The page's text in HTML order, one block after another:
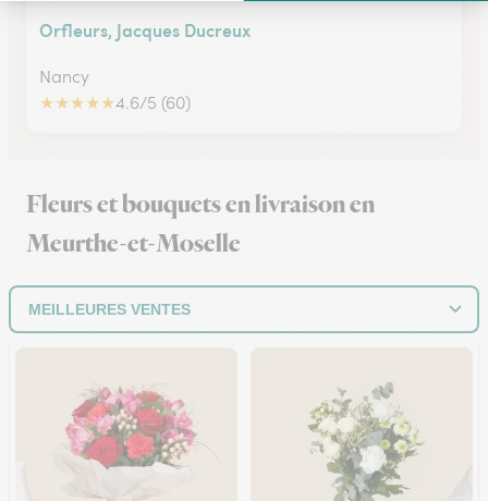
Orfleurs, Jacques Ducreux
Nancy
★★★★★4.6/5 (60)
Fleurs et bouquets en livraison en
Meurthe-et-Moselle